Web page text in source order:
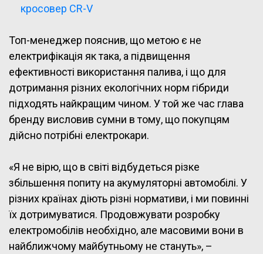
кросовер CR-V
Топ-менеджер пояснив, що метою є не
електрифікація як така, а підвищення
ефективності використання палива, і що для
дотримання різних екологічних норм гібриди
підходять найкращим чином. У той же час глава
бренду висловив сумни в тому, що покупцям
дійсно потрібні електрокари.
«Я не вірю, що в світі відбудеться різке
збільшення попиту на акумуляторні автомобілі. У
різних країнах діють різні нормативи, і ми повинні
їх дотримуватися. Продовжувати розробку
електромобілів необхідно, але масовими вони в
найближчому майбутньому не стануть», –